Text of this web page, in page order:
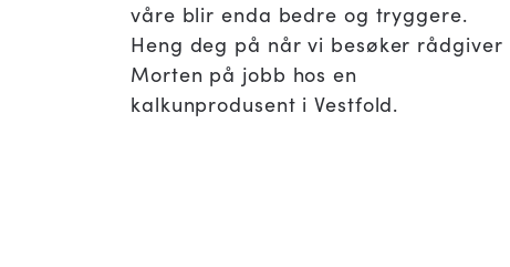
våre blir enda bedre og tryggere.
Heng deg på når vi besøker rådgiver
Morten på jobb hos en
kalkunprodusent i Vestfold.